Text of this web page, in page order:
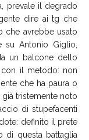
prevale il degrado
dire ai tg che
che avrebbe usato
Antonio Giglio,
un balcone dello
con il metodo: non
che ha paura o
già tristemente noto
di stupefacenti
definito il prete
di questa battaglia